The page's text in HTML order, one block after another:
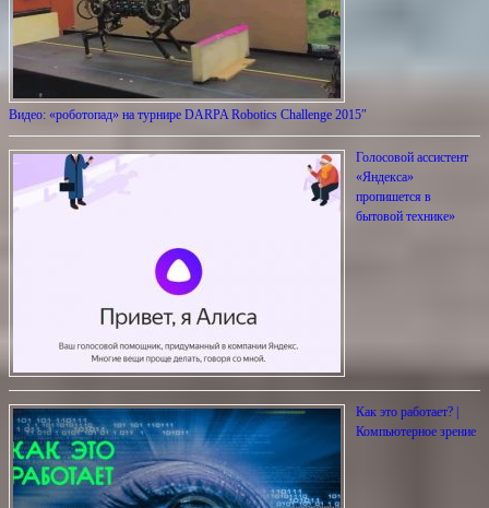
Видео: «роботопад» на турнире DARPA Robotics Challenge 2015″
Голосовой ассистент
«Яндекса»
пропишется в
бытовой технике»
Как это работает? |
Компьютерное зрение